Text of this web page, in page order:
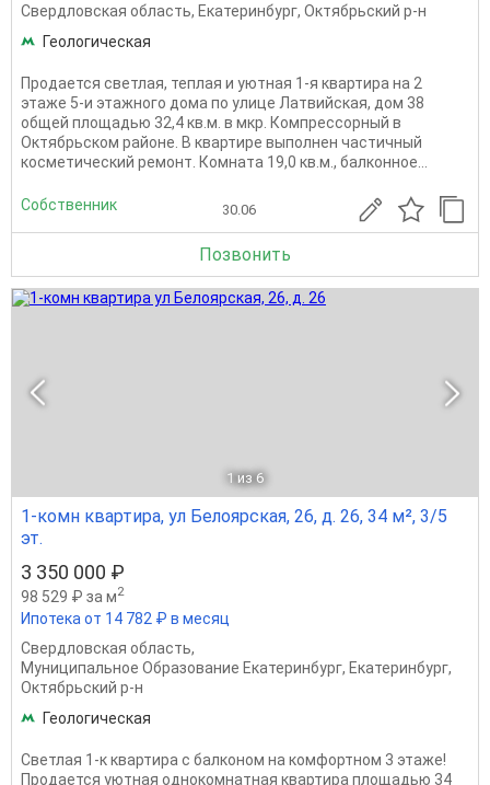
Свердловская область, Екатеринбург, Октябрьский р-н
Геологическая
Продается светлая, теплая и уютная 1-я квартира на 2
этаже 5-и этажного дома по улице Латвийская, дом 38
общей площадью 32,4 кв.м. в мкр. Компрессорный в
Октябрьском районе. В квартире выполнен частичный
косметический ремонт. Комната 19,0 кв.м., балконное...
Собственник 30.06
Позвонить
1 из 6
1-комн квартира, ул Белоярская, 26, д. 26, 34 м², 3/5
эт.
3 350 000 ₽
98 529 ₽ за м2
Ипотека от 14 782 ₽ в месяц
Свердловская область,
Муниципальное Образование Екатеринбург, Екатеринбург,
Октябрьский р-н
Геологическая
Светлая 1-к квартира с балконом на комфортном 3 этаже!
Продается уютная однокомнатная квартира площадью 34